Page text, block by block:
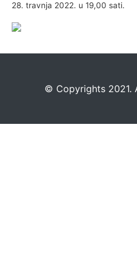
28. travnja 2022. u 19,00 sati.
©️ Copyrights 2021.